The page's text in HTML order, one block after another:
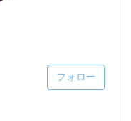
フォロー